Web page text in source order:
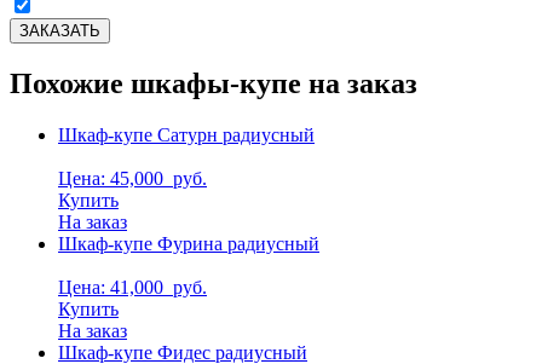
Похожие шкафы-купе на заказ
Шкаф-купе Сатурн радиусный
Цена: 45,000 руб.
Купить
На заказ
Шкаф-купе Фурина радиусный
Цена: 41,000 руб.
Купить
На заказ
Шкаф-купе Фидес радиусный